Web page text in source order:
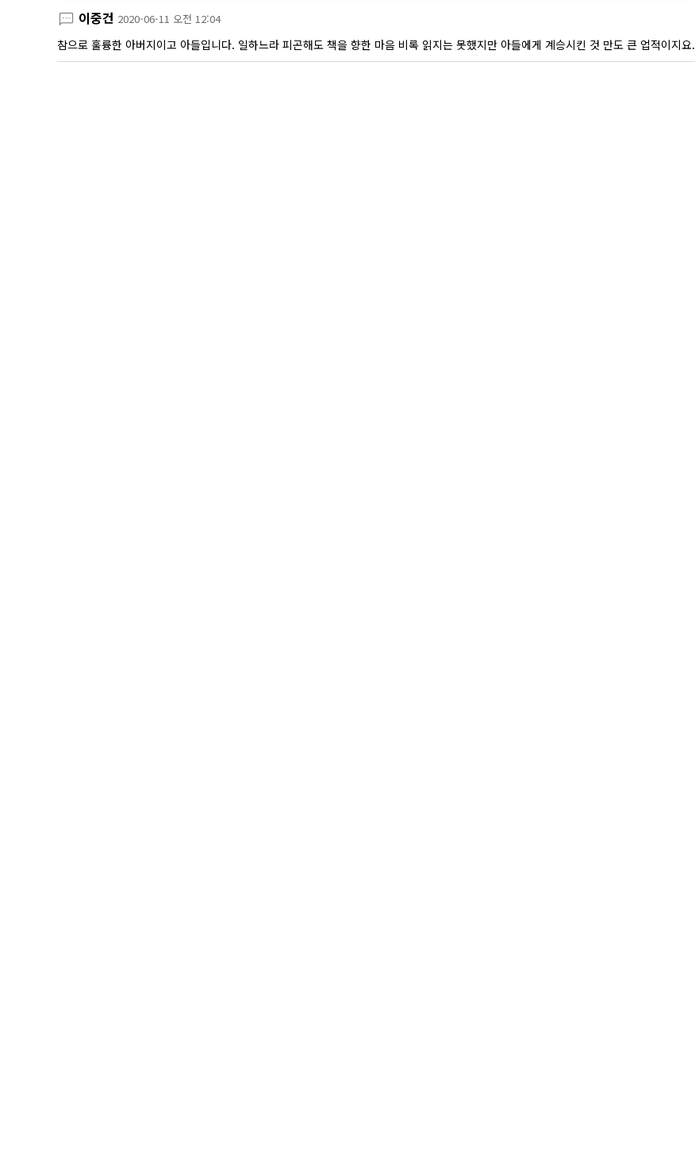
이중건 2020-06-11 오전 12:04
참으로 훌륭한 아버지이고 아들입니다. 일하느라 피곤해도 책을 향한 마음 비록 읽지는 못했지만 아들에게 계승시킨 것 만도 큰 업적이지요.